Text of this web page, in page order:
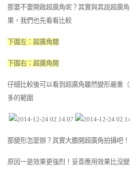
那要不要開啟超廣角呢？其實與其說超廣
果，我們也先看看比較
下圖左：超廣角關
下圖右：超廣角開
仔細比較後可以看到超廣角雖然變形嚴重
多的範圍
那變形怎麼辦？ 其實大膽開超廣角拍攝吧！
原因一是效果更強烈！妥善應用效果比沒